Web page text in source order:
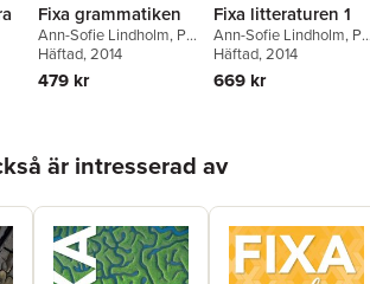
Fixa grammatiken
Ann-Sofie Lindholm, Pär
Sahlin,Helga Stensson
Häftad, 2014
479 kr
Fixa litteraturen 1
Ann-Sofie Lindholm,
Sahlin,Helga Stensson
Häftad, 2014
669 kr
är intresserad av